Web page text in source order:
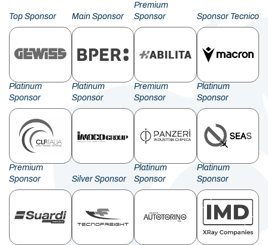
Top Sponsor Main Sponsor
Premium
Sponsor
Sponsor Tecnico
Platinum
Sponsor
Platinum
Sponsor
Premium
Sponsor
Platinum
Sponsor
Premium
Sponsor
Silver Sponsor
Platinum
Sponsor
Platinum
Sponsor